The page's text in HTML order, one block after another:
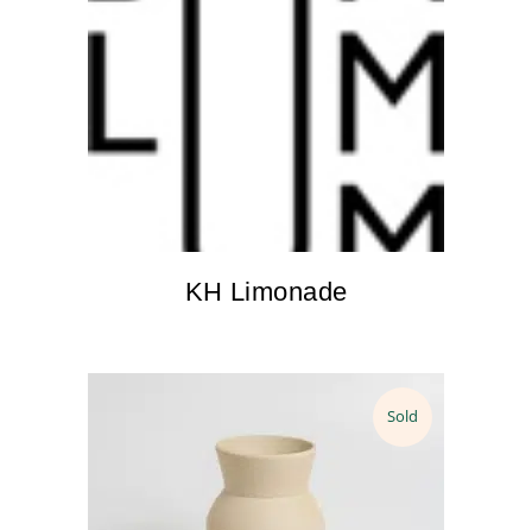
KH Limonade
Sold